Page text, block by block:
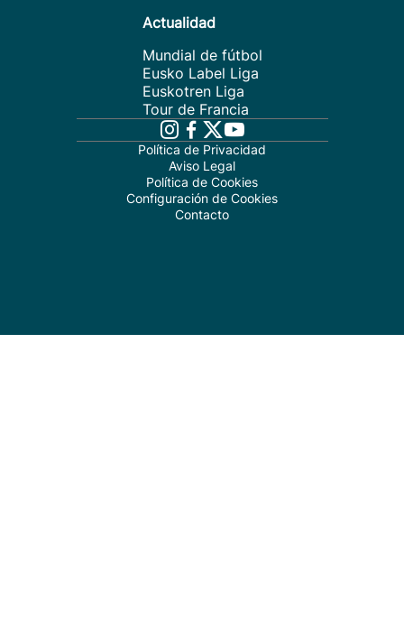
Actualidad
Mundial de fútbol
Eusko Label Liga
Euskotren Liga
Tour de Francia
Política de Privacidad
Aviso Legal
Política de Cookies
Configuración de Cookies
Contacto